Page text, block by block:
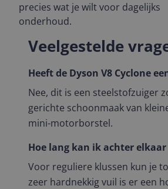
precies wat je wilt voor dagelijks
onderhoud.
Veelgestelde
Heeft de Dyson V8 Cyclone
Nee, dit is een steelstofzuiger
gerichte schoonmaak van
mini-motorborstel.
Hoe lang kan ik achter
Voor reguliere klussen kun je
zeer hardnekkig vuil is er een